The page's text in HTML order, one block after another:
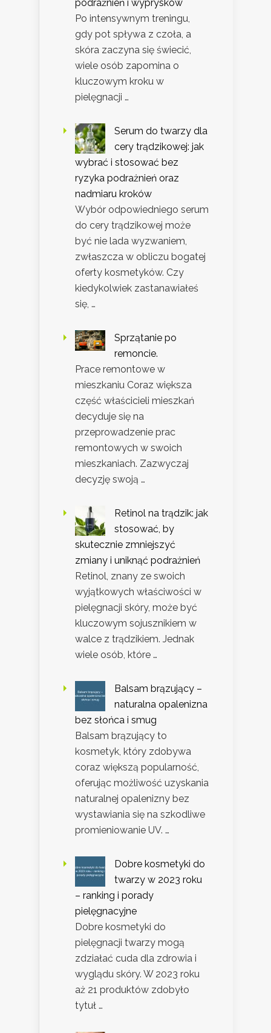
podrażnień i wyprysków
Po intensywnym treningu,
gdy pot spływa z czoła, a
skóra zaczyna się świecić,
wiele osób zapomina o
kluczowym kroku w
pielęgnacji …
Serum do twarzy dla
cery trądzikowej: jak
wybrać i stosować bez
ryzyka podrażnień oraz
nadmiaru kroków
Wybór odpowiedniego serum
do cery trądzikowej może
być nie lada wyzwaniem,
zwłaszcza w obliczu bogatej
oferty kosmetyków. Czy
kiedykolwiek zastanawiałeś
się, …
Sprzątanie po
remoncie.
Prace remontowe w
mieszkaniu Coraz większa
część właścicieli mieszkań
decyduje się na
przeprowadzenie prac
remontowych w swoich
mieszkaniach. Zazwyczaj
decyzję swoją …
Retinol na trądzik: jak
stosować, by
skutecznie zmniejszyć
zmiany i uniknąć podrażnień
Retinol, znany ze swoich
wyjątkowych właściwości w
pielęgnacji skóry, może być
kluczowym sojusznikiem w
walce z trądzikiem. Jednak
wiele osób, które …
Balsam brązujący –
naturalna opalenizna
bez słońca i smug
Balsam brązujący to
kosmetyk, który zdobywa
coraz większą popularność,
oferując możliwość uzyskania
naturalnej opalenizny bez
wystawiania się na szkodliwe
promieniowanie UV. …
Dobre kosmetyki do
twarzy w 2023 roku
– ranking i porady
pielęgnacyjne
Dobre kosmetyki do
pielęgnacji twarzy mogą
zdziałać cuda dla zdrowia i
wyglądu skóry. W 2023 roku
aż 21 produktów zdobyło
tytuł …